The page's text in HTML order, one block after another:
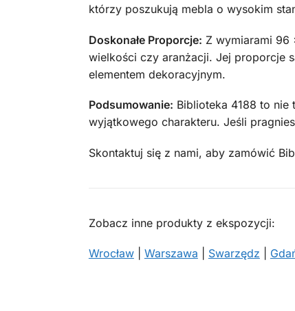
którzy poszukują mebla o wysokim
Doskonałe Proporcje: Z wymiarami 96
wielkości czy aranżacji. Jej proporcje
elementem dekoracyjnym.
Podsumowanie: Biblioteka 4188 to
wyjątkowego charakteru. Jeśli
Skontaktuj się z nami, aby zamówić
Zobacz inne produkty z ekspozycji:
Wrocław| Warszawa Swarzędz